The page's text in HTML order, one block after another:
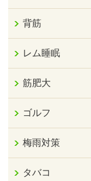
背筋
レム睡眠
筋肥大
ゴルフ
梅雨対策
タバコ